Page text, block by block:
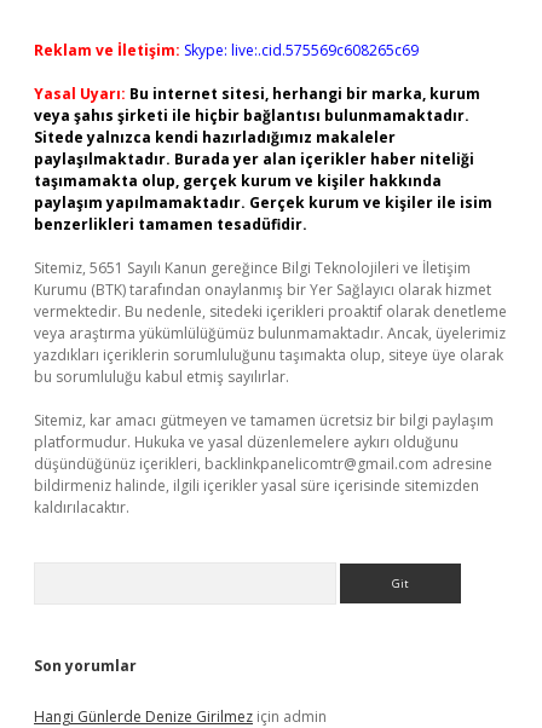
Reklam ve İletişim: Skype: live:.cid.575569c608265c69
Yasal Uyarı: Bu internet sitesi, herhangi bir marka, kurum
veya şahıs şirketi ile hiçbir bağlantısı bulunmamaktadır.
Sitede yalnızca kendi hazırladığımız makaleler
paylaşılmaktadır. Burada yer alan içerikler haber niteliği
taşımamakta olup, gerçek kurum ve kişiler hakkında
paylaşım yapılmamaktadır. Gerçek kurum ve kişiler ile isim
benzerlikleri tamamen tesadüfidir.
Sitemiz, 5651 Sayılı Kanun gereğince Bilgi Teknolojileri ve İletişim
Kurumu (BTK) tarafından onaylanmış bir Yer Sağlayıcı olarak hizmet
vermektedir. Bu nedenle, sitedeki içerikleri proaktif olarak denetleme
veya araştırma yükümlülüğümüz bulunmamaktadır. Ancak, üyelerimiz
yazdıkları içeriklerin sorumluluğunu taşımakta olup, siteye üye olarak
bu sorumluluğu kabul etmiş sayılırlar.
Sitemiz, kar amacı gütmeyen ve tamamen ücretsiz bir bilgi paylaşım
platformudur. Hukuka ve yasal düzenlemelere aykırı olduğunu
düşündüğünüz içerikleri, backlinkpanelicomtr@gmail.com adresine
bildirmeniz halinde, ilgili içerikler yasal süre içerisinde sitemizden
kaldırılacaktır.
Son yorumlar
Hangi Günlerde Denize Girilmez için admin